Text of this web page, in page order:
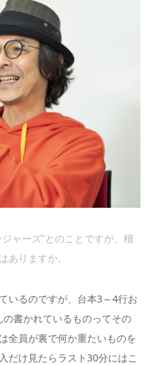
ャーズ”とのことですが、稽
ありますか。
いるのですが、台本3～4行お
の書かれているものってその
全員が裏で何か重たいものを
だけ見たらラスト30分にはこ